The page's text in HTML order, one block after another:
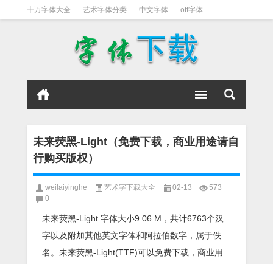
十万字体大全 艺术字体分类 中文字体 otf字体
未来荧黑-Light（免费下载，商业用途请自
行购买版权）
weilaiyinghe 艺术字下载大全 02-13
573
0
未来荧黑-Light 字体大小9.06 M，共计6763个汉
字以及附加其他英文字体和阿拉伯数字，属于佚
名。未来荧黑-Light(TTF)可以免费下载，商业用